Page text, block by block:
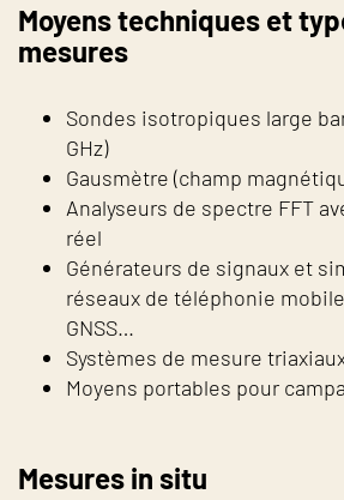
Moyens techniques et
mesures
Sondes isotropiques large
GHz)
Gausmètre (champ
Analyseurs de spectre FFT
réel
Générateurs de signaux et
réseaux de téléphonie
GNSS…
Systèmes de mesure
Moyens portables pour
Mesures in situ